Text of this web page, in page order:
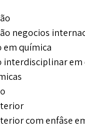
negocios
em química
interdisciplinar em
com enfâse